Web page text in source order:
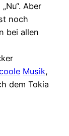
Aber
noch
bei allen
Musik,
dem Tokia